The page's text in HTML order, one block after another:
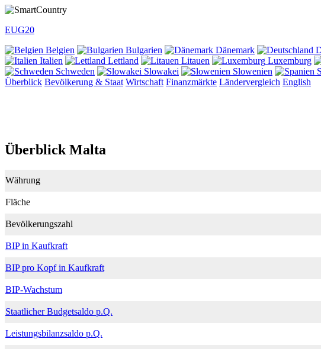
EUG20
Belgien
Bulgarien Dänemark
Italien
Lettland Litauen Luxemburg
Schweden
Slowakei Slowenien
Überblick Bevölkerung & Staat Wirtschaft Finanzmärkte Ländervergleich English
Überblick Malta
Währung
Fläche
Bevölkerungszahl
BIP in Kaufkraft
BIP pro Kopf in Kaufkraft
BIP-Wachstum
Staatlicher Budgetsaldo p.Q.
Leistungsbilanzsaldo p.Q.